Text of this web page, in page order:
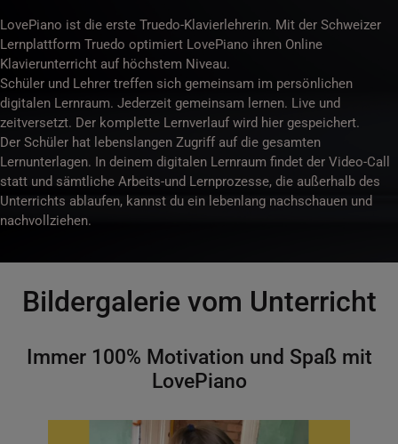
LovePiano ist die erste Truedo-Klavierlehrerin. Mit der Schweizer
Lernplattform Truedo optimiert LovePiano ihren Online
Klavierunterricht auf höchstem Niveau.
Schüler und Lehrer treffen sich gemeinsam im persönlichen
digitalen Lernraum. Jederzeit gemeinsam lernen. Live und
zeitversetzt. Der komplette Lernverlauf wird hier gespeichert.
Der Schüler hat lebenslangen Zugriff auf die gesamten
Lernunterlagen. In deinem digitalen Lernraum findet der Video-Call
statt und sämtliche Arbeits-und Lernprozesse, die außerhalb des
Unterrichts ablaufen, kannst du ein lebenlang nachschauen und
nachvollziehen.
Bildergalerie vom Unterricht
Immer 100% Motivation und Spaß mit
LovePiano